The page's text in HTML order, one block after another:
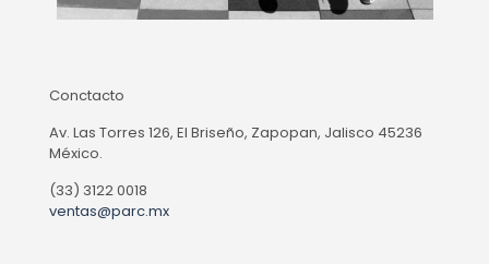
Conctacto
Av. Las Torres 126, El Briseño, Zapopan, Jalisco 45236
México.
(33) 3122 0018
ventas@parc.mx